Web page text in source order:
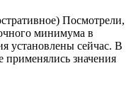
Посмотрели,
минимума в
установлены сейчас. В
применялись значения